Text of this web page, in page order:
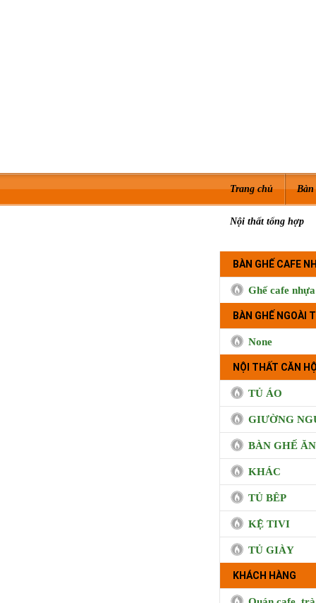
Trang chủ Bàn
Nội thất tổng hợp
BÀN GHẾ CAFE
Ghế cafe nhựa
BÀN GHẾ NGOÀI
None
NỘI THẤT CĂN
TỦ ÁO
GIƯỜNG
BÀN GHẾ ĂN
KHÁC
TỦ BÊP
KỆ TIVI
TỦ GIÀY
KHÁCH HÀNG